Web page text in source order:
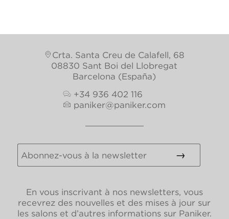
Crta. Santa Creu de Calafell, 68
08830 Sant Boi del Llobregat
Barcelona (España)
+34 936 402 116
paniker@paniker.com
En vous inscrivant à nos newsletters, vous
recevrez des nouvelles et des mises à jour sur
les salons et d’autres informations sur Paniker.